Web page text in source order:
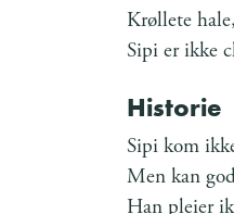
Krøllete
Sipi er ikke
Historie
Sipi kom
Men kan
Han pleier